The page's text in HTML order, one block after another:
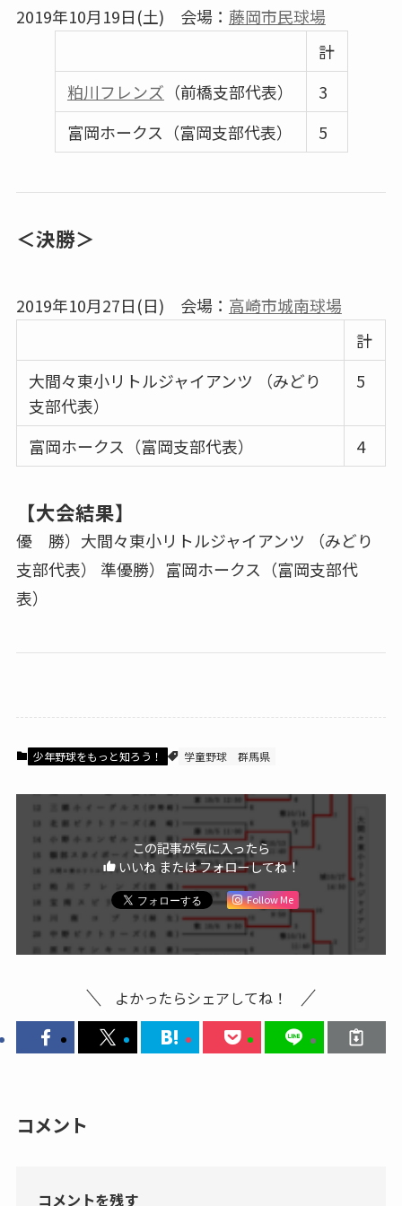
2019年10月19日(土) 会場： 藤岡市民球場
計
粕川フレンズ （前橋支部代表）
3
富岡ホークス（富岡支部代表）
5
＜決勝＞
2019年10月27日(日) 会場： 高崎市城南球場
計
大間々東小リトルジャイアンツ （みどり
支部代表）
5
富岡ホークス（富岡支部代表） 4
【大会結果】
優 勝）大間々東小リトルジャイアンツ （みどり
支部代表） 準優勝）富岡ホークス（富岡支部代
表）
少年野球をもっと知ろう！ 学童野球 群馬県
この記事が気に入ったら
いいね または フォローしてね！
Follow Me
よかったらシェアしてね！
コメント
コメントを残す